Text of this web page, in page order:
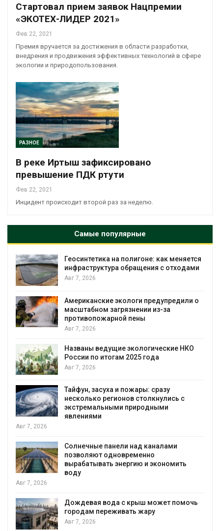
Стартовал прием заявок Нацпремии
«ЭКОТЕХ-ЛИДЕР 2021»
Фев 22, 2021
Премия вручается за достижения в области разработки,
внедрения и продвижения эффективных технологий в сфере
экологии и природопользования.
РАЗНОЕ
В реке Иртыш зафиксировано
превышение ПДК ртути
Фев 22, 2021
Инцидент происходит второй раз за неделю.
Самые популярные
Геосинтетика на полигоне: как меняется
инфраструктура обращения с отходами
Авг 7, 2026
Американские экологи предупредили о
масштабном загрязнении из-за
противопожарной пены
Авг 7, 2026
Названы ведущие экологические НКО
России по итогам 2025 года
Авг 7, 2026
Тайфун, засуха и пожары: сразу
несколько регионов столкнулись с
экстремальными природными
явлениями
Авг 7, 2026
Солнечные панели над каналами
позволяют одновременно
вырабатывать энергию и экономить
воду
Авг 7, 2026
Дождевая вода с крыш может помочь
городам переживать жару
Авг 7, 2026